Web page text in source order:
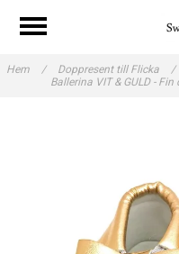
Hem / Doppresent till Flicka /
Ballerina VIT & GULD -